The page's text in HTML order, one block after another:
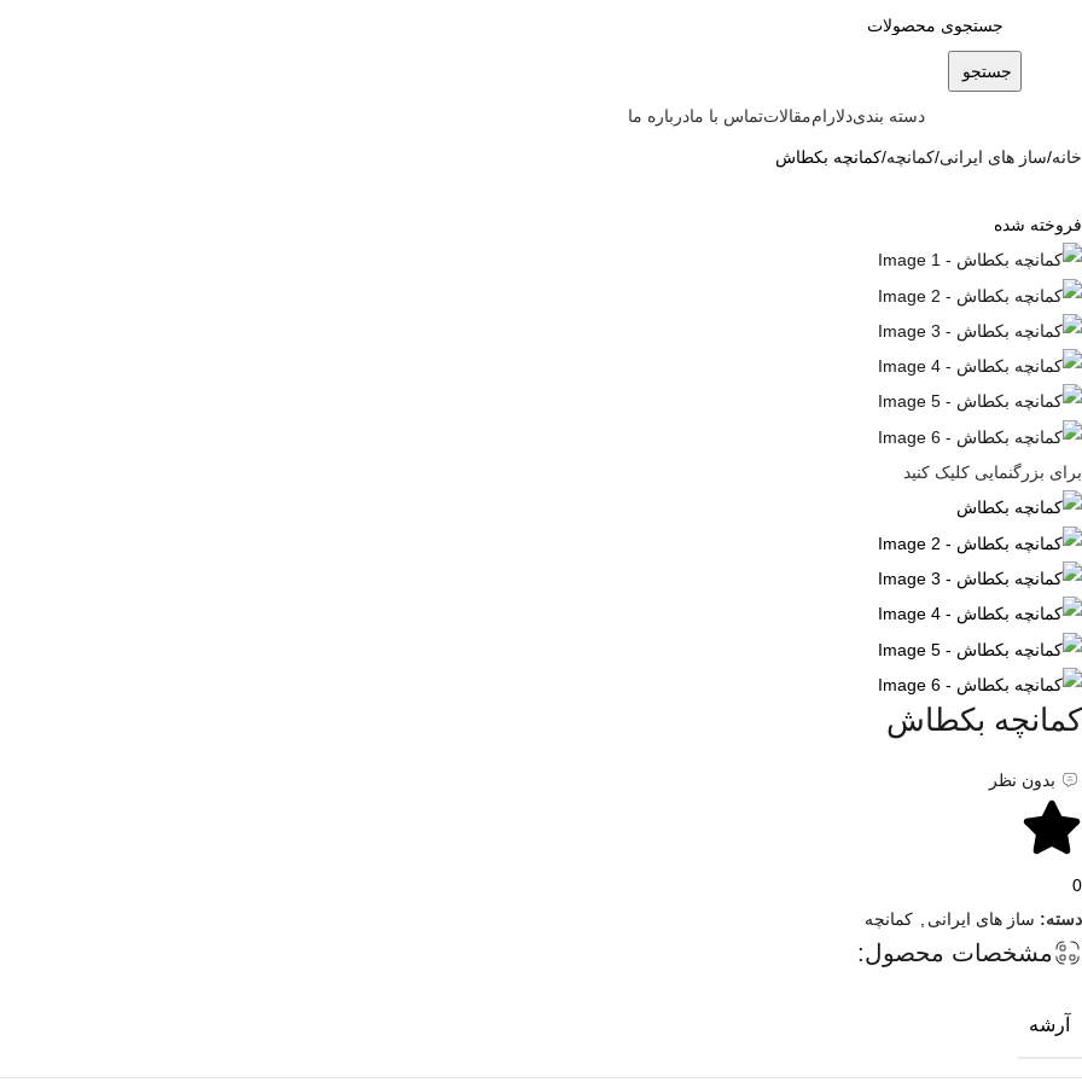
جستجو
دسته بندیدلاراممقالاتتماس با مادرباره ما
خانه ساز های ایرانی کمانچه کمانچه بکطاش
فروخته شده
برای بزرگنمایی کلیک کنید
کمانچه بکطاش
بدون نظر
0
دسته: ساز های ایرانی کمانچه
مشخصات محصول:
آرشه